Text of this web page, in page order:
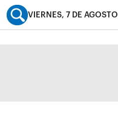
VIERNES, 7 DE